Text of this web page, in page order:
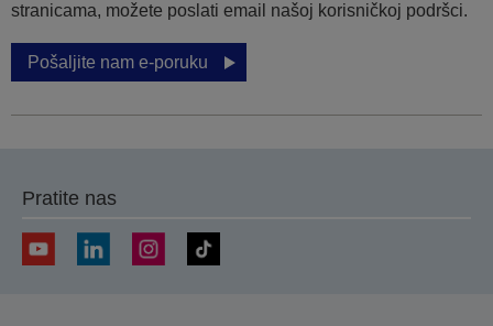
stranicama, možete poslati email našoj korisničkoj podršci.
Pošaljite nam e-poruku
Pratite nas